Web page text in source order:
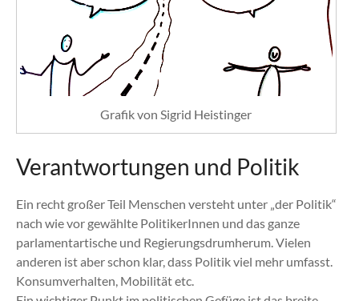
Grafik von Sigrid Heistinger
Verantwortungen und Politik
Ein recht großer Teil Menschen versteht unter „der Politik“
nach wie vor gewählte PolitikerInnen und das ganze
parlamentartische und Regierungsdrumherum. Vielen
anderen ist aber schon klar, dass Politik viel mehr umfasst.
Konsumverhalten, Mobilität etc.